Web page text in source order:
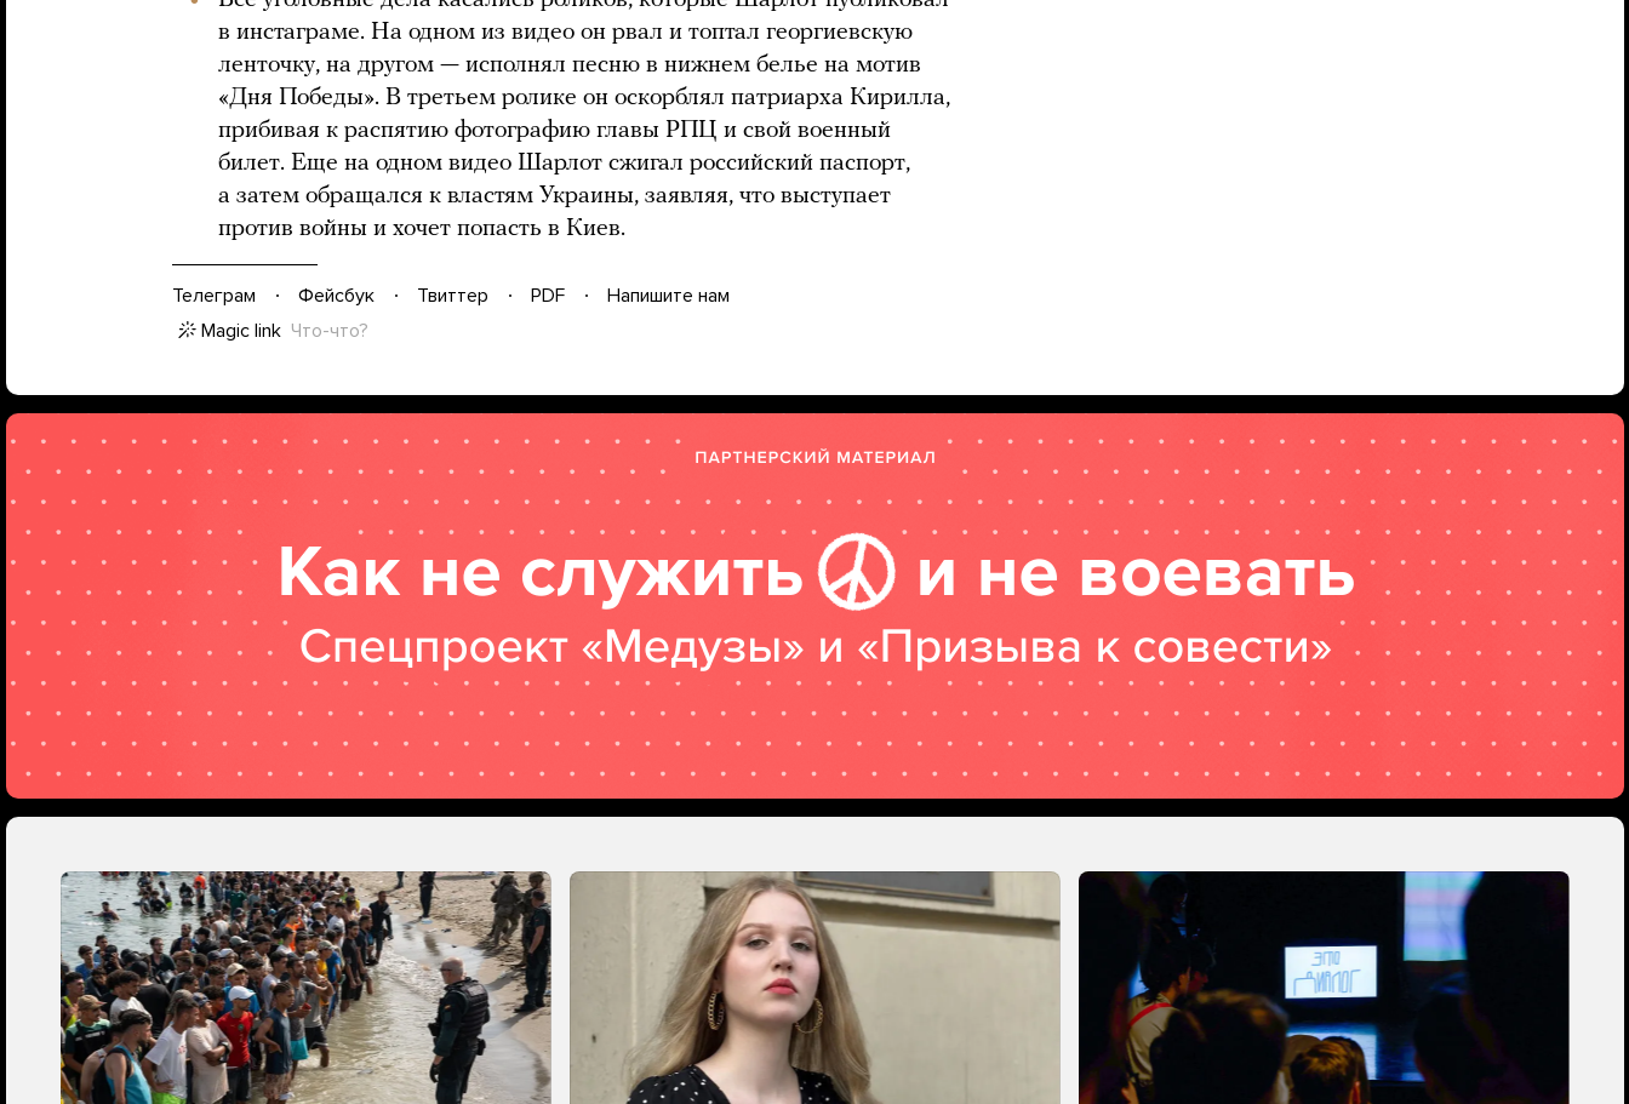
в инстаграме. На одном из видео он рвал и топтал георгиевскую
ленточку, на другом — исполнял песню в нижнем белье на мотив
«Дня Победы». В третьем ролике он оскорблял патриарха Кирилла,
прибивая к распятию фотографию главы РПЦ и свой военный
билет. Еще на одном видео Шарлот сжигал российский паспорт,
а затем обращался к властям Украины, заявляя, что выступает
против войны и хочет попасть в Киев.
Телеграм Фейсбук Твиттер PDF
Напишите нам
Magic link Что-что?